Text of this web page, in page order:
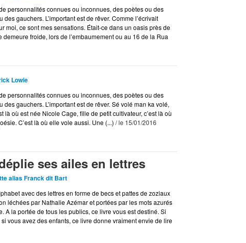
personnalités connues ou inconnues, des poètes ou des
gauchers. L’important est de rêver. Comme l’écrivait
moi, ce sont mes sensations. Était-ce dans un oasis près de
froide, lors de l’embaumement ou au 16 de la Rua
Lowie
personnalités connues ou inconnues, des poètes ou des
gauchers. L’important est de rêver. Sé volé man ka volé,
là où est née Nicole Cage, fille de petit cultivateur, c’est là où
C’est là où elle vole aussi. Une (...) / le 15/01/2016
ses ailes en lettres
alias Franck dit Bart
avec des lettres en forme de becs et pattes de zoziaux
léchées par Nathalie Azémar et portées par les mots azurés
A la portée de tous les publics, ce livre vous est destiné. Si
vous avez des enfants, ce livre donne vraiment envie de lire